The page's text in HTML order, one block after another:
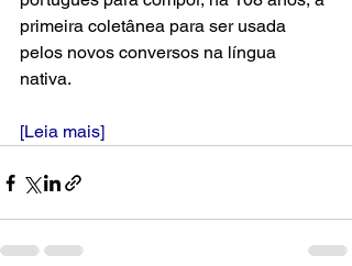
primeira coletânea para ser usada
pelos novos conversos na língua
nativa.
[Leia mais]